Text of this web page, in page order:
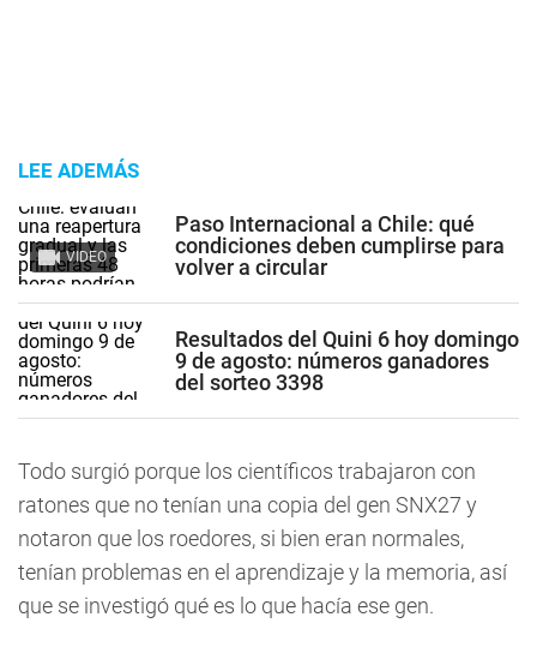
LEE ADEMÁS
VIDEO
Paso Internacional a Chile: qué
condiciones deben cumplirse para
volver a circular
Resultados del Quini 6 hoy domingo
9 de agosto: números ganadores
del sorteo 3398
Todo surgió porque los científicos trabajaron con
ratones que no tenían una copia del gen SNX27 y
notaron que los roedores, si bien eran normales,
tenían problemas en el aprendizaje y la memoria, así
que se investigó qué es lo que hacía ese gen.